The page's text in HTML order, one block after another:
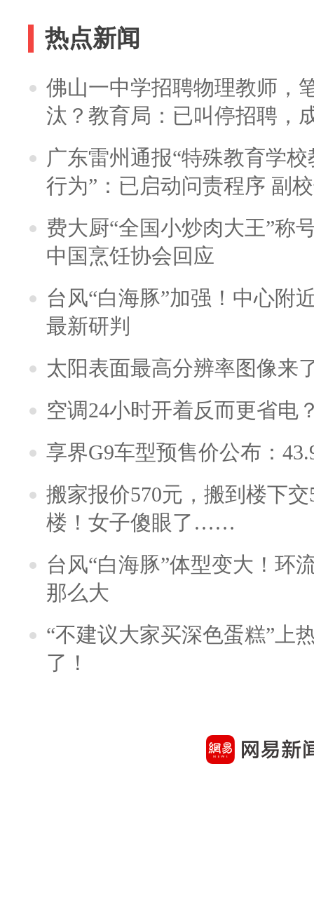
热点新闻
佛山一中学招聘物理教师，
汰？教育局：已叫停招聘，
广东雷州通报“特殊教育学
行为”：已启动问责程序 副
费大厨“全国小炒肉大王”称
中国烹饪协会回应
台风“白海豚”加强！中心附
最新研判
太阳表面最高分辨率图像来
空调24小时开着反而更省电
享界G9车型预售价公布：
搬家报价570元，搬到楼下
楼！女子傻眼了……
台风“白海豚”体型变大！环
那么大
“不建议大家买深色蛋糕”上
了！